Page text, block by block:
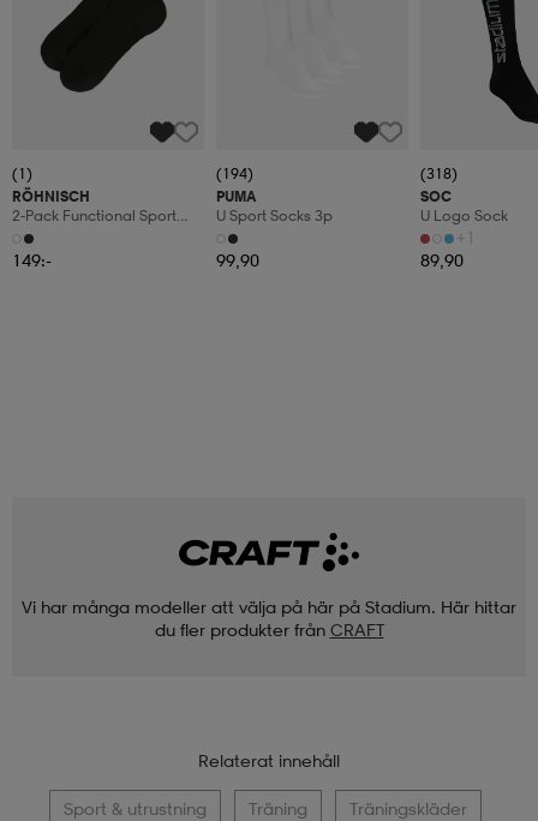
(1)
RÖHNISCH
2-Pack Functional Sport
Socks
149:-
(194)
PUMA
U Sport Socks 3p
99,90
(318)
SOC
U Logo Sock
+1
89,90
Vi har många modeller att välja på här på Stadium. Här hittar
du fler produkter från CRAFT
Relaterat innehåll
Sport & utrustning Träning Träningskläder